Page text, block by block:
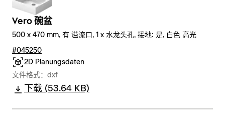
Vero 碗盆
500 x 470 mm, 有 溢流口, 1 x 水龙头孔, 接地: 是, 白色 高光
#045250
2D Planungsdaten
文件格式：dxf
下载 (53.64 KB)